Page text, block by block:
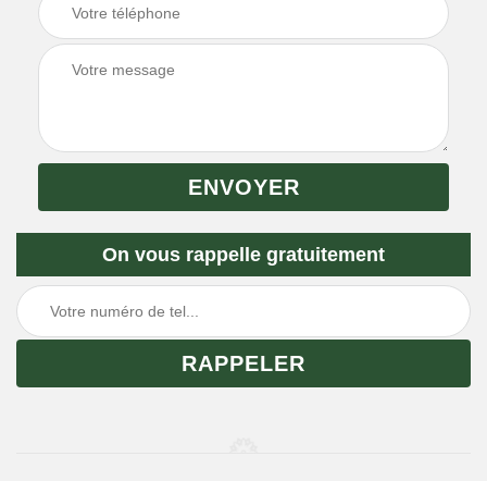
On vous rappelle gratuitement